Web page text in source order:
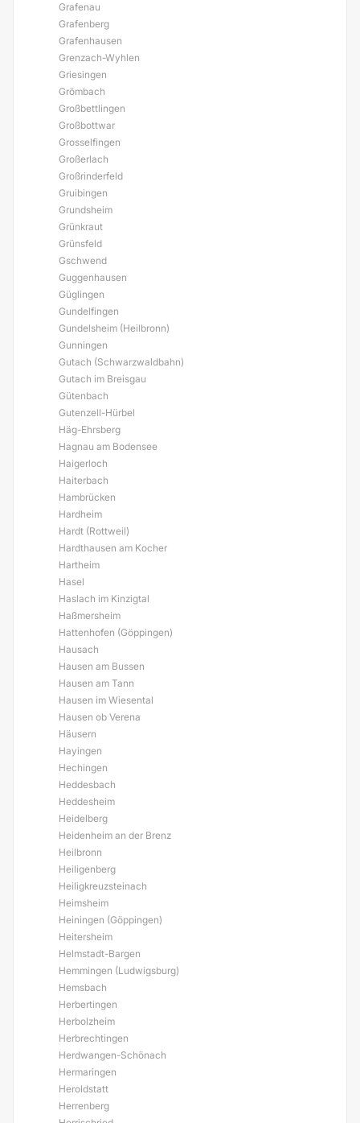
Grafenau
Grafenberg
Grafenhausen
Grenzach-Wyhlen
Griesingen
Grömbach
Großbettlingen
Großbottwar
Grosselfingen
Großerlach
Großrinderfeld
Gruibingen
Grundsheim
Grünkraut
Grünsfeld
Gschwend
Guggenhausen
Güglingen
Gundelfingen
Gundelsheim (Heilbronn)
Gunningen
Gutach (Schwarzwaldbahn)
Gutach im Breisgau
Gütenbach
Gutenzell-Hürbel
Häg-Ehrsberg
Hagnau am Bodensee
Haigerloch
Haiterbach
Hambrücken
Hardheim
Hardt (Rottweil)
Hardthausen am Kocher
Hartheim
Hasel
Haslach im Kinzigtal
Haßmersheim
Hattenhofen (Göppingen)
Hausach
Hausen am Bussen
Hausen am Tann
Hausen im Wiesental
Hausen ob Verena
Häusern
Hayingen
Hechingen
Heddesbach
Heddesheim
Heidelberg
Heidenheim an der Brenz
Heilbronn
Heiligenberg
Heiligkreuzsteinach
Heimsheim
Heiningen (Göppingen)
Heitersheim
Helmstadt-Bargen
Hemmingen (Ludwigsburg)
Hemsbach
Herbertingen
Herbolzheim
Herbrechtingen
Herdwangen-Schönach
Hermaringen
Heroldstatt
Herrenberg